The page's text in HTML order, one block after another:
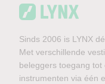
Sinds 2006 is LYNX
Met verschillende
beleggers toegang
instrumenten via één